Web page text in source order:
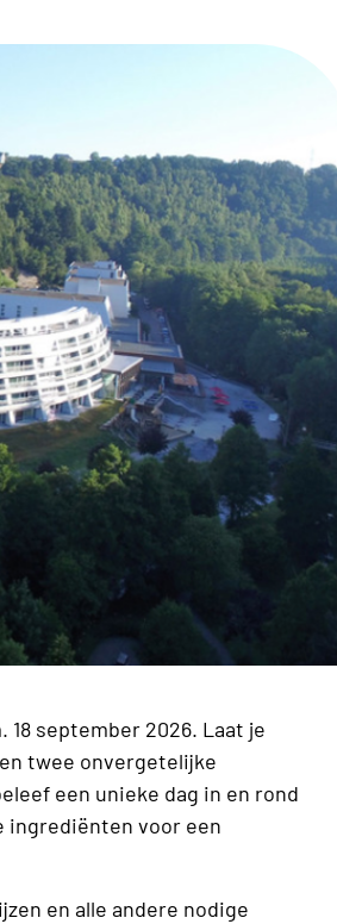
18 september 2026. Laat je
twee onvergetelijke
een unieke dag in en rond
ingrediënten voor een
en alle andere nodige